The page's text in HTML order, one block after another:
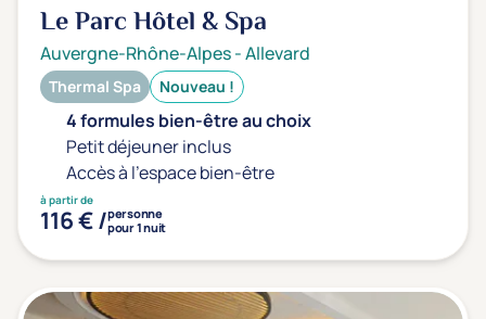
Offres spéciales
Vente Flash & Promo
Offres spéciales Solo
Distance de chez vous
Établissements proches de chez moi
Km
Le Parc Hôtel & Spa
Auvergne-Rhône-Alpes-Allevard
Thermal Spa Nouveau !
4 formules bien-être au choix
Petit déjeuner inclus
Accès à l'espace bien-être
à partir de
116 € /personne
pour 1 nuit